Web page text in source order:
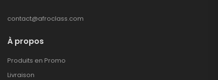
contact@afroclass.com
À propos
Produits en Promo
Livraison